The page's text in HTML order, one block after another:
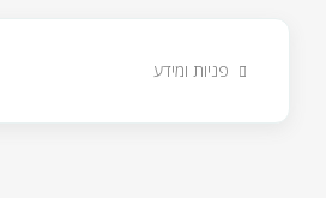
פניות ומידע